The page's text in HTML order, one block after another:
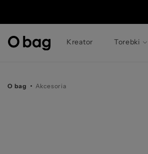
©
Kreator Torebki
O bag Akcesoria